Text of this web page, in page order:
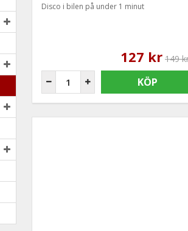
Disco i bilen på under 1 minut
127 kr 149
KÖP